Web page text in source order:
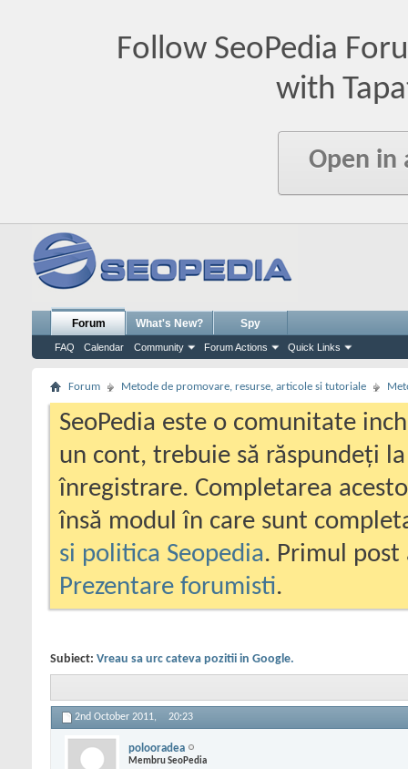
Follow SeoPedia
with
Open in
Forum
FAQ Calendar Community Forum Actions Quick Links
What's New? Spy
Forum Metode de promovare, resurse, articole si tutoriale
SeoPedia este o comunitate
un cont, trebuie să răspundeți
înregistrare. Completarea
însă modul în care sunt
si politica Seopedia. Primul
Prezentare forumisti.
Subiect: Vreau sa urc cateva pozitii in Google.
2nd October 2011, 20:23
polooradea
Membru SeoPedia